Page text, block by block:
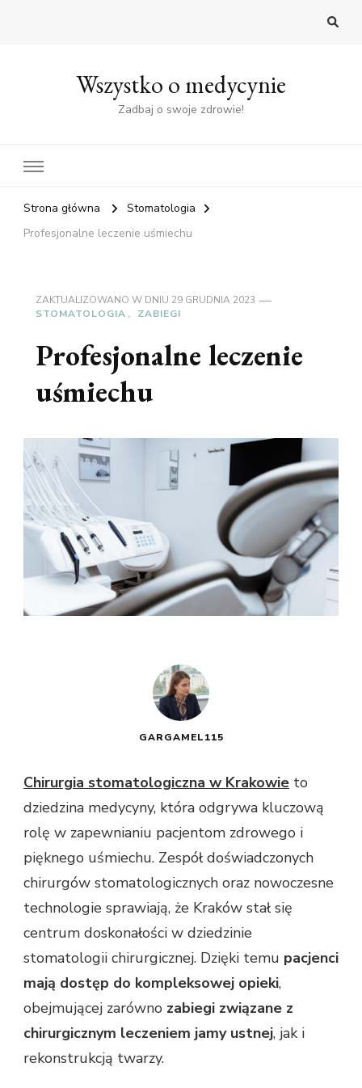
Wszystko o medycynie
Zadbaj o swoje zdrowie!
Strona główna
Stomatologia
Profesjonalne leczenie uśmiechu
ZAKTUALIZOWANO W DNIU 29 GRUDNIA 2023
STOMATOLOGIA
ZABIEGI
Profesjonalne leczenie
uśmiechu
GARGAMEL115
Chirurgia stomatologiczna w Krakowie to
dziedzina medycyny, która odgrywa kluczową
rolę w zapewnianiu pacjentom zdrowego i
pięknego uśmiechu. Zespół doświadczonych
chirurgów stomatologicznych oraz nowoczesne
technologie sprawiają, że Kraków stał się
centrum doskonałości w dziedzinie
stomatologii chirurgicznej. Dzięki temu pacjenci
mają dostęp do kompleksowej opieki,
obejmującej zarówno zabiegi związane z
chirurgicznym leczeniem jamy ustnej, jak i
rekonstrukcją twarzy.